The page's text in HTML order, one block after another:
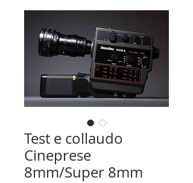
Test e collaudo
Cineprese
8mm/Super 8mm